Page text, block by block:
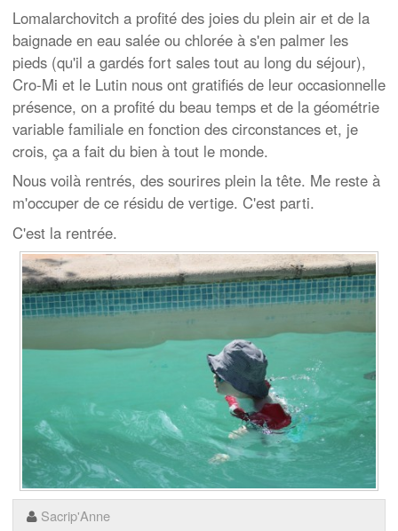
Lomalarchovitch a profité des joies du plein air et de la
baignade en eau salée ou chlorée à s'en palmer les
pieds (qu'il a gardés fort sales tout au long du séjour),
Cro-Mi et le Lutin nous ont gratifiés de leur occasionnelle
présence, on a profité du beau temps et de la géométrie
variable familiale en fonction des circonstances et, je
crois, ça a fait du bien à tout le monde.
Nous voilà rentrés, des sourires plein la tête. Me reste à
m'occuper de ce résidu de vertige. C'est parti.
C'est la rentrée.
Sacrip'Anne